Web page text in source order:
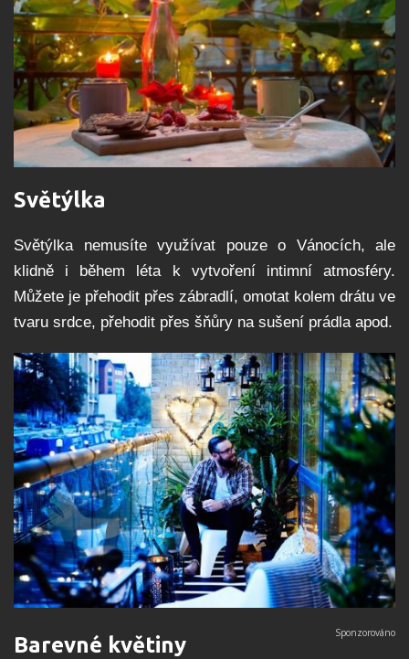
Světýlka
Světýlka nemusíte využívat pouze o Vánocích, ale
klidně i během léta k vytvoření intimní atmosféry.
Můžete je přehodit přes zábradlí, omotat kolem drátu ve
tvaru srdce, přehodit přes šňůry na sušení prádla apod.
Barevné květiny